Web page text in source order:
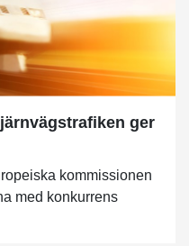
ger
kommissionen
med konkurrens